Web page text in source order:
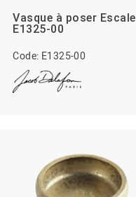
Vasque à poser Escale
E1325-00
Code: E1325-00